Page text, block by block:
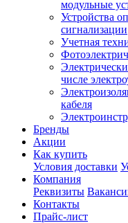
модульные
Устройства
сигнализации
Учетная
числе
кабеля
Бренды
Акции
Как купить
Условия доставки
Компания
Реквизиты
Контакты
Прайс-лист